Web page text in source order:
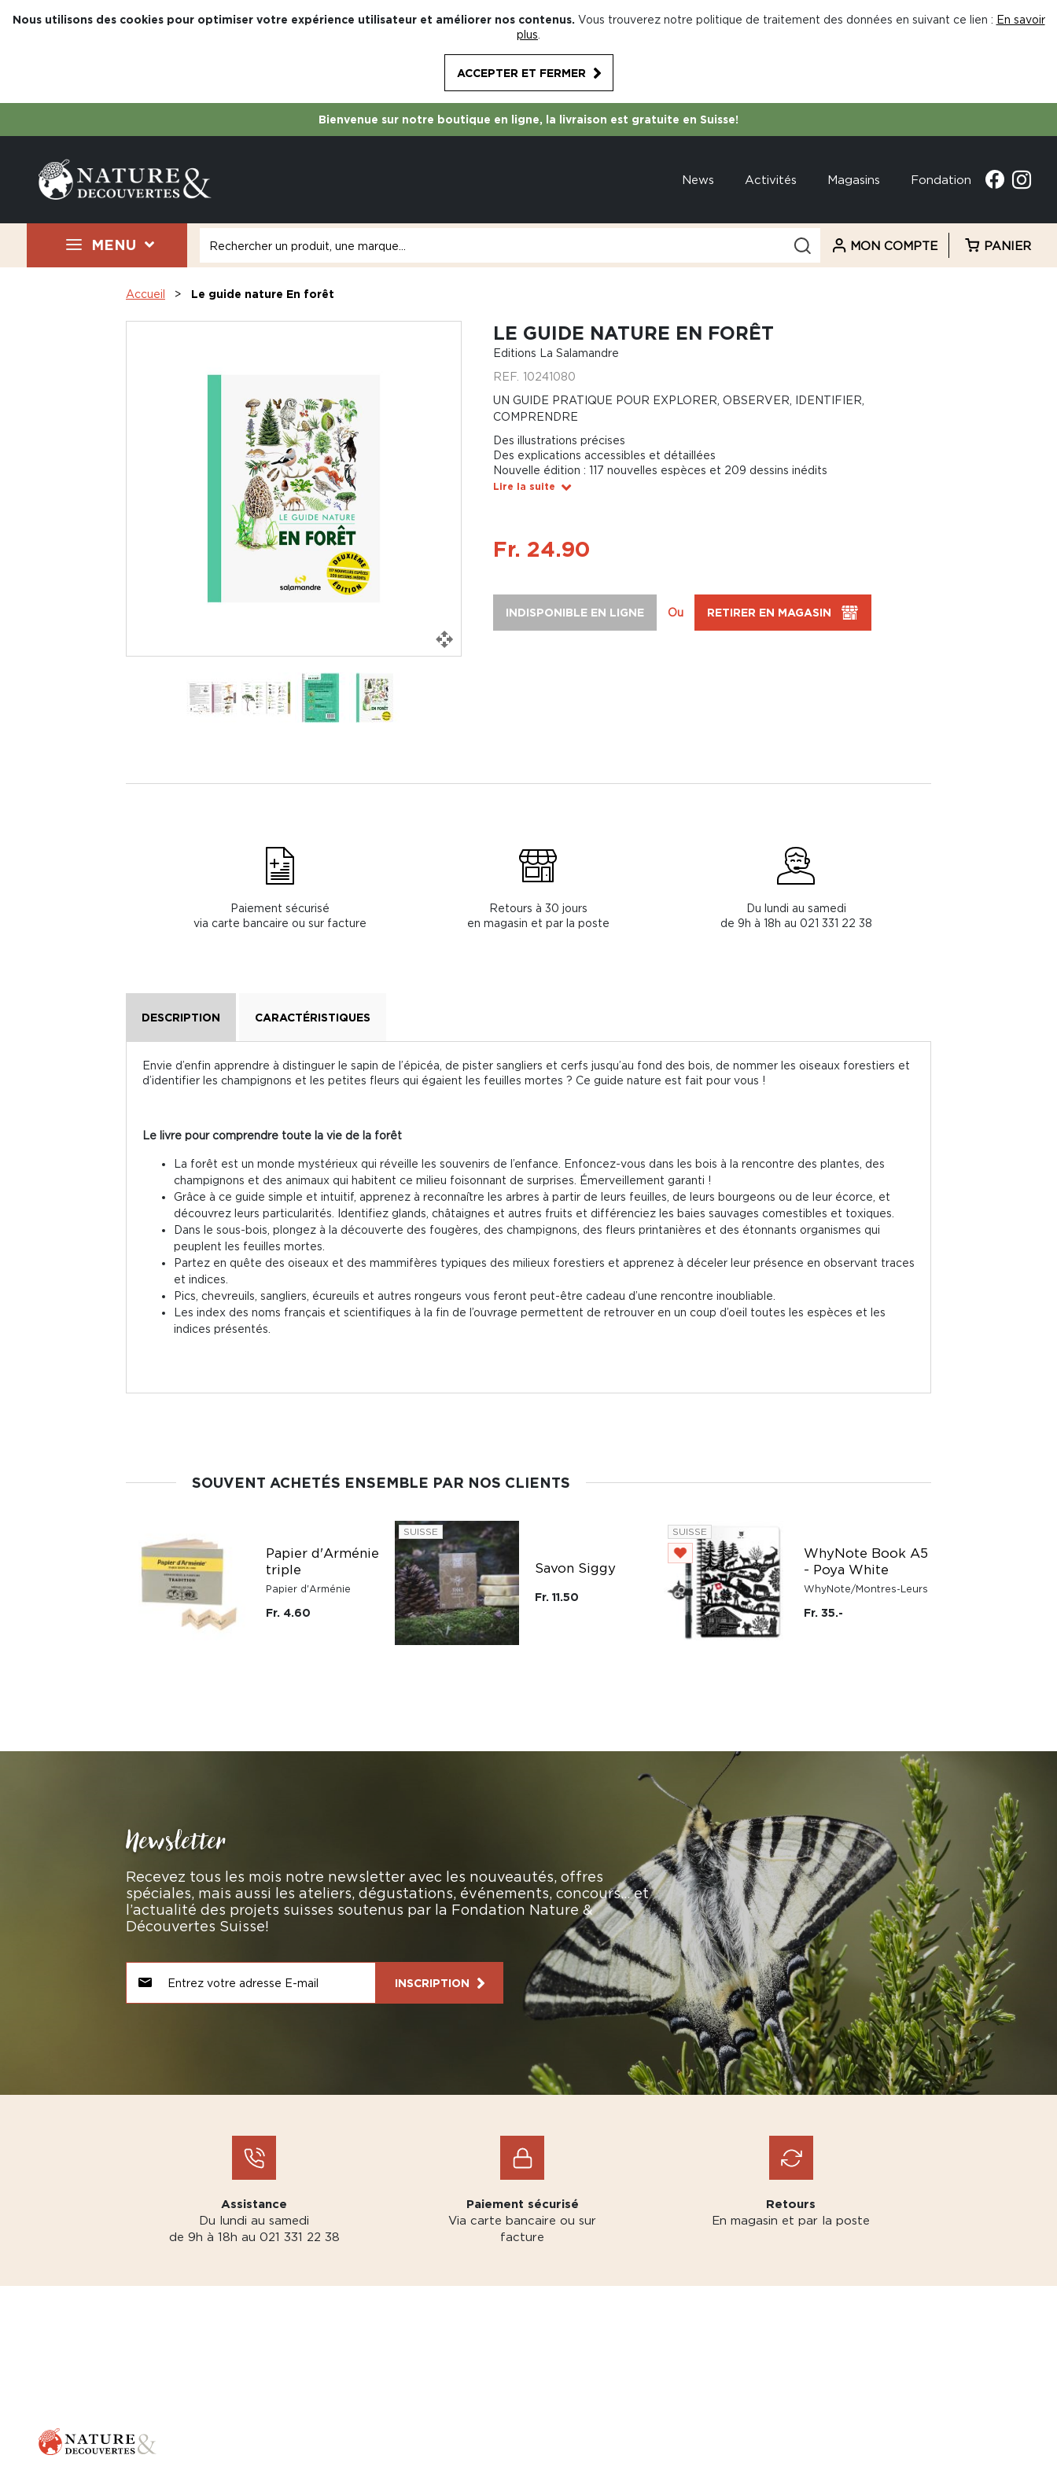
Nous utilisons des cookies pour optimiser votre expérience utilisateur et améliorer nos contenus. Vous trouverez notre politique de traitement des données en suivant ce lien : En savoir
plus
ACCEPTER ET FERMER
Bienvenue sur notre boutique en ligne, la livraison est gratuite en Suisse!
News Activités Magasins Fondation
MENU MON COMPTE PANIER
Accueil Le guide nature En forêt
LE GUIDE NATURE EN FORÊT
Editions La Salamandre
REF. 10241080
UN GUIDE PRATIQUE POUR EXPLORER, OBSERVER, IDENTIFIER,
COMPRENDRE
Des illustrations précises
Des explications accessibles et détaillées
Nouvelle édition : 117 nouvelles espèces et 209 dessins inédits
Lire la suite
Fr. 24.90
INDISPONIBLE EN LIGNE Ou RETIRER EN MAGASIN
Paiement sécurisé
via carte bancaire ou sur facture
Retours à 30 jours
en magasin et par la poste
Du lundi au samedi
de 9h à 18h au 021 331 22 38
DESCRIPTION CARACTÉRISTIQUES
Envie d’enfin apprendre à distinguer le sapin de l’épicéa, de pister sangliers et cerfs jusqu’au fond des bois, de nommer les oiseaux forestiers et
d’identifier les champignons et les petites fleurs qui égaient les feuilles mortes ? Ce guide nature est fait pour vous !
Le livre pour comprendre toute la vie de la forêt
La forêt est un monde mystérieux qui réveille les souvenirs de l’enfance. Enfoncez-vous dans les bois à la rencontre des plantes, des
champignons et des animaux qui habitent ce milieu foisonnant de surprises. Émerveillement garanti !
Grâce à ce guide simple et intuitif, apprenez à reconnaître les arbres à partir de leurs feuilles, de leurs bourgeons ou de leur écorce, et
découvrez leurs particularités. Identifiez glands, châtaignes et autres fruits et différenciez les baies sauvages comestibles et toxiques.
Dans le sous-bois, plongez à la découverte des fougères, des champignons, des fleurs printanières et des étonnants organismes qui
peuplent les feuilles mortes.
Partez en quête des oiseaux et des mammifères typiques des milieux forestiers et apprenez à déceler leur présence en observant traces
et indices.
Pics, chevreuils, sangliers, écureuils et autres rongeurs vous feront peut-être cadeau d’une rencontre inoubliable.
Les index des noms français et scientifiques à la fin de l’ouvrage permettent de retrouver en un coup d’oeil toutes les espèces et les
indices présentés.
SOUVENT ACHETÉS ENSEMBLE PAR NOS CLIENTS
Papier d'Arménie
triple
Papier d'Arménie
Fr. 4.60
SUISSE
Savon Siggy
Fr. 11.50
SUISSE
WhyNote Book A5
- Poya White
WhyNote/Montres-Leurs
Fr. 35.-
Newsletter
Recevez tous les mois notre newsletter avec les nouveautés, offres
spéciales, mais aussi les ateliers, dégustations, événements, concours… et
l’actualité des projets suisses soutenus par la Fondation Nature &
Découvertes Suisse!
INSCRIPTION
Assistance
Du lundi au samedi
de 9h à 18h au 021 331 22 38
Paiement sécurisé
Via carte bancaire ou sur
facture
Retours
En magasin et par la poste